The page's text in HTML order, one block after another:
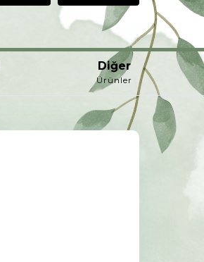
Diğer
Ürünler